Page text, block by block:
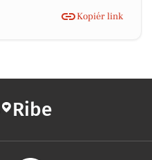
Kopiér link
Ribe